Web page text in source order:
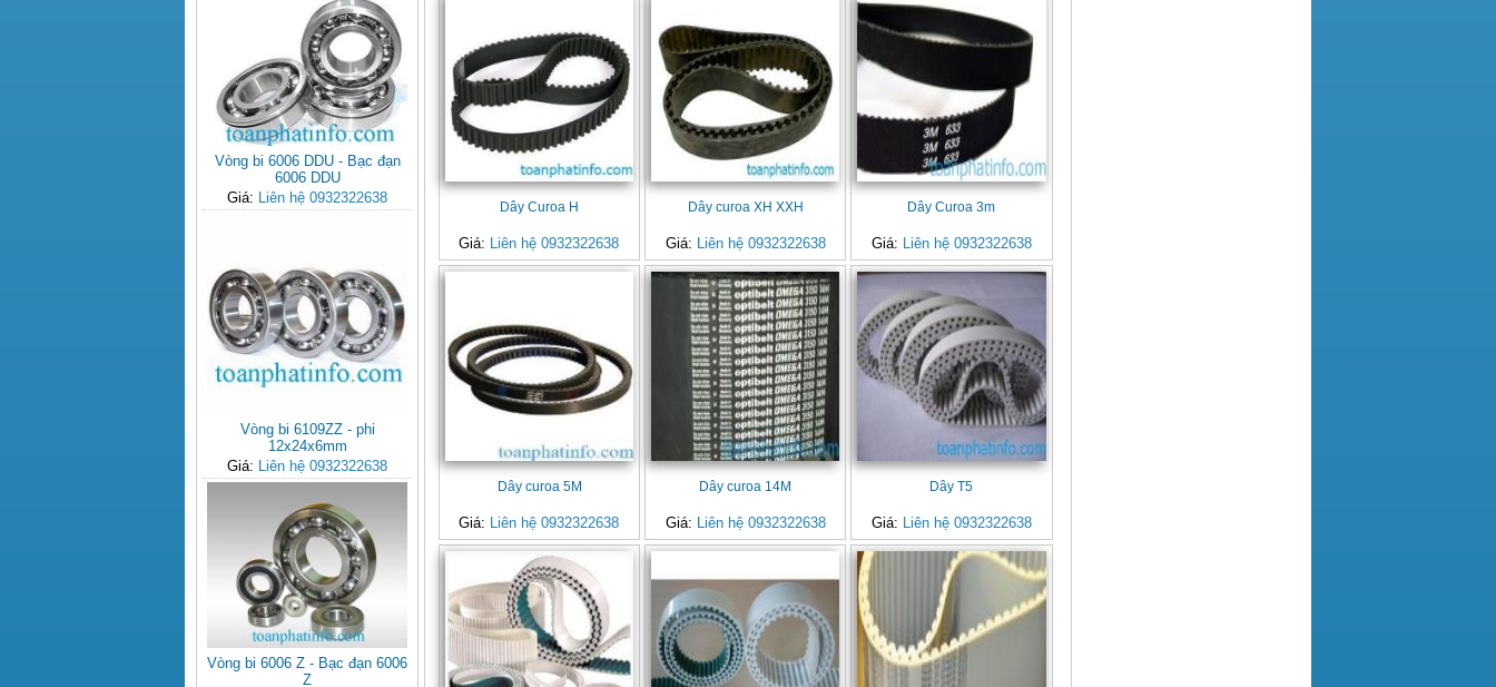
Vòng bi 6006 DDU - Bạc đạn
6006 DDU
Giá:
Liên hệ 0932322638
Vòng bi 6109ZZ - phi
12x24x6mm
Giá:
Liên hệ 0932322638
Vòng bi 6006 Z - Bạc đạn 6006
Z
Dây Curoa H
Giá: Liên hệ 0932322638
Dây curoa XH XXH
Giá: Liên hệ 0932322638
Dây Curoa 3m
Giá: Liên hệ 0932322638
Dây curoa 5M
Giá: Liên hệ 0932322638
Dây curoa 14M
Giá: Liên hệ 0932322638
Dây T5
Giá: Liên hệ 0932322638